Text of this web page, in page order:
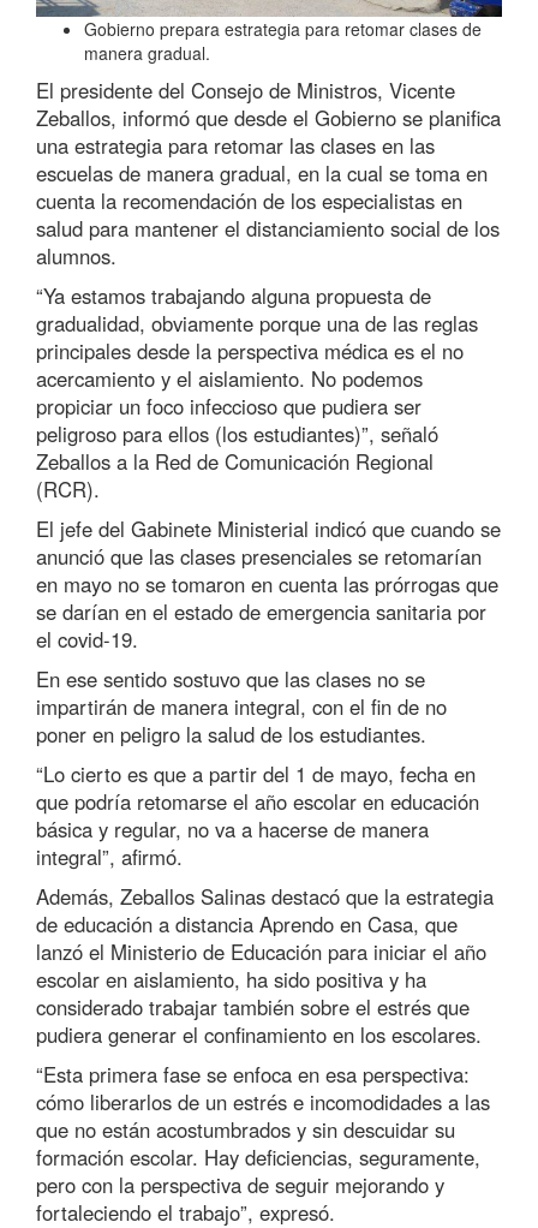
Gobierno prepara estrategia para retomar clases de
manera gradual.
El presidente del Consejo de Ministros, Vicente
Zeballos, informó que desde el Gobierno se planifica
una estrategia para retomar las clases en las
escuelas de manera gradual, en la cual se toma en
cuenta la recomendación de los especialistas en
salud para mantener el distanciamiento social de los
alumnos.
“Ya estamos trabajando alguna propuesta de
gradualidad, obviamente porque una de las reglas
principales desde la perspectiva médica es el no
acercamiento y el aislamiento. No podemos
propiciar un foco infeccioso que pudiera ser
peligroso para ellos (los estudiantes)”, señaló
Zeballos a la Red de Comunicación Regional
(RCR).
El jefe del Gabinete Ministerial indicó que cuando se
anunció que las clases presenciales se retomarían
en mayo no se tomaron en cuenta las prórrogas que
se darían en el estado de emergencia sanitaria por
el covid-19.
En ese sentido sostuvo que las clases no se
impartirán de manera integral, con el fin de no
poner en peligro la salud de los estudiantes.
“Lo cierto es que a partir del 1 de mayo, fecha en
que podría retomarse el año escolar en educación
básica y regular, no va a hacerse de manera
integral”, afirmó.
Además, Zeballos Salinas destacó que la estrategia
de educación a distancia Aprendo en Casa, que
lanzó el Ministerio de Educación para iniciar el año
escolar en aislamiento, ha sido positiva y ha
considerado trabajar también sobre el estrés que
pudiera generar el confinamiento en los escolares.
“Esta primera fase se enfoca en esa perspectiva:
cómo liberarlos de un estrés e incomodidades a las
que no están acostumbrados y sin descuidar su
formación escolar. Hay deficiencias, seguramente,
pero con la perspectiva de seguir mejorando y
fortaleciendo el trabajo”, expresó.